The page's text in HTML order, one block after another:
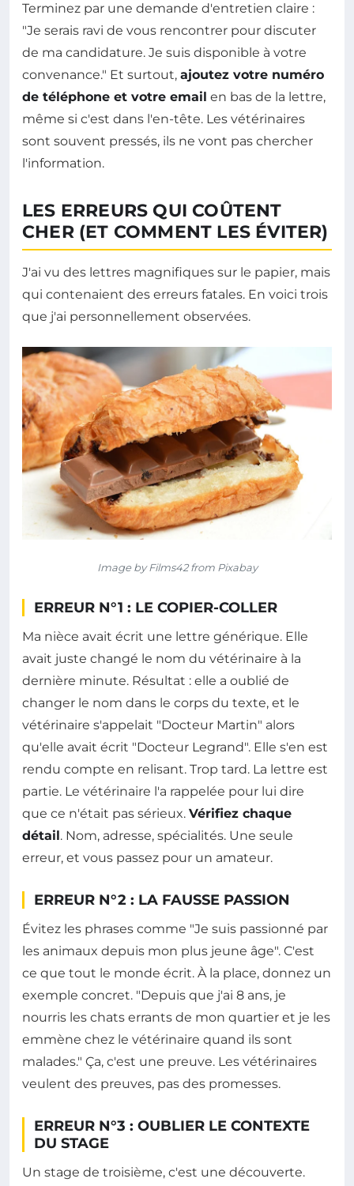
Terminez par une demande d'entretien claire :
"Je serais ravi de vous rencontrer pour discuter
de ma candidature. Je suis disponible à votre
convenance." Et surtout, ajoutez votre numéro
de téléphone et votre email en bas de la lettre,
même si c'est dans l'en-tête. Les vétérinaires
sont souvent pressés, ils ne vont pas chercher
l'information.
LES ERREURS QUI COÛTENT
CHER (ET COMMENT LES ÉVITER)
J'ai vu des lettres magnifiques sur le papier, mais
qui contenaient des erreurs fatales. En voici trois
que j'ai personnellement observées.
Image by Films42 from Pixabay
ERREUR N°1 : LE COPIER-COLLER
Ma nièce avait écrit une lettre générique. Elle
avait juste changé le nom du vétérinaire à la
dernière minute. Résultat : elle a oublié de
changer le nom dans le corps du texte, et le
vétérinaire s'appelait "Docteur Martin" alors
qu'elle avait écrit "Docteur Legrand". Elle s'en est
rendu compte en relisant. Trop tard. La lettre est
partie. Le vétérinaire l'a rappelée pour lui dire
que ce n'était pas sérieux. Vérifiez chaque
détail. Nom, adresse, spécialités. Une seule
erreur, et vous passez pour un amateur.
ERREUR N°2 : LA FAUSSE PASSION
Évitez les phrases comme "Je suis passionné par
les animaux depuis mon plus jeune âge". C'est
ce que tout le monde écrit. À la place, donnez un
exemple concret. "Depuis que j'ai 8 ans, je
nourris les chats errants de mon quartier et je les
emmène chez le vétérinaire quand ils sont
malades." Ça, c'est une preuve. Les vétérinaires
veulent des preuves, pas des promesses.
ERREUR N°3 : OUBLIER LE CONTEXTE
DU STAGE
Un stage de troisième, c'est une découverte.